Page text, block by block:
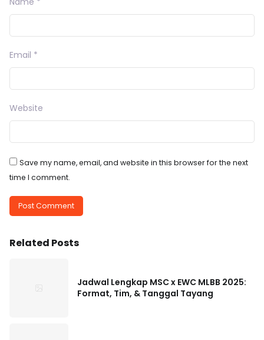
Email *
Website
Save my name, email, and website in this browser for the next
time I comment.
Related Posts
Jadwal Lengkap MSC x EWC MLBB 2025:
Format, Tim, & Tanggal Tayang